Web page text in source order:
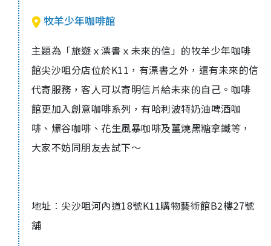
牧羊少年咖啡館
主題為「旅遊ｘ漂書ｘ未來的信」的牧羊少年咖啡
館尖沙咀分店位於K11 ，有漂書之外，還有未來的信
代寄服務，客人可以寄明信片給未來的自己。咖啡
館更加入創意咖啡系列，有哈利波特奶油啤酒咖
啡、爆谷咖啡、花生風暴咖啡及薑燒黑糖拿鐵等，
大家不妨同朋友去試下～
地址︰尖沙咀河內道18號K11購物藝術館B2樓27號
舖